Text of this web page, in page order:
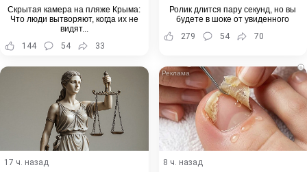
Скрытая камера на пляже Крыма:
Что люди вытворяют, когда их не
видят...
144
54 33
Ролик длится пару секунд, но вы
будете в шоке от увиденного
279
54 70
17 ч. назад
i
8 ч. назад